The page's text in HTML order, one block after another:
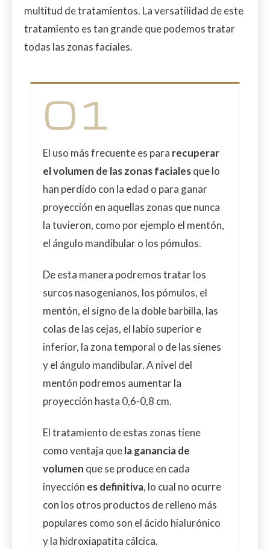
multitud de tratamientos. La versatilidad de este
tratamiento es tan grande que podemos tratar
todas las zonas faciales.
01
El uso más frecuente es para recuperar
el volumen de las zonas facialesque lo
han perdido con la edad o para ganar
proyección en aquellas zonas que nunca
la tuvieron, como por ejemplo el mentón,
el ángulo mandibular o los pómulos.
De esta manera podremos tratar los
surcos nasogenianos, los pómulos, el
mentón, el signo de la doble barbilla, las
colas de las cejas, el labio superior e
inferior, la zona temporal o de las sienes
y el ángulo mandibular. A nivel del
mentón podremos aumentar la
proyección hasta 0,6-0,8 cm.
El tratamiento de estas zonas tiene
como ventaja quela ganancia de
volumen que se produce en cada
inyección es definitiva, lo cual no ocurre
con los otros productos de relleno más
populares como son el ácido hialurónico
y la hidroxiapatita cálcica.